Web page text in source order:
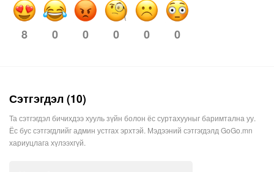
8 0 0 0 0 0
Сэтгэгдэл (10)
Та сэтгэгдэл бичихдээ хууль зүйн болон ёс суртахууныг баримтална уу.
Ёс бус сэтгэгдлийг админ устгах эрхтэй. Мэдээний сэтгэгдэлд GoGo.mn
хариуцлага хүлээхгүй.